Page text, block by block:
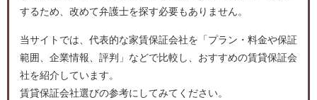
するため、改めて弁護士を探す必要もありません。
当サイトでは、代表的な家賃保証会社を「プラン・料金や保証
範囲、企業情報、評判」などで比較し、おすすめの賃貸保証会
社を紹介しています。
賃貸保証会社選びの参考にしてみてください。